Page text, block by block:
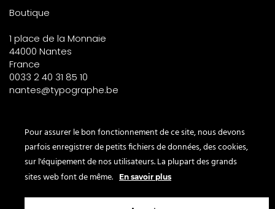
Boutique
1 place de la Monnaie
44000 Nantes
France
0033 2 40 31 85 10
nantes@typographe.be
PARIS – France
Corner
le Bon Marché
24 rue de Sèvres
Pour assurer le bon fonctionnement de ce site, nous devons
parfois enregistrer de petits fichiers de données, des cookies,
sur l'équipement de nos utilisateurs. La plupart des grands
sites web font de même.
En savoir plus